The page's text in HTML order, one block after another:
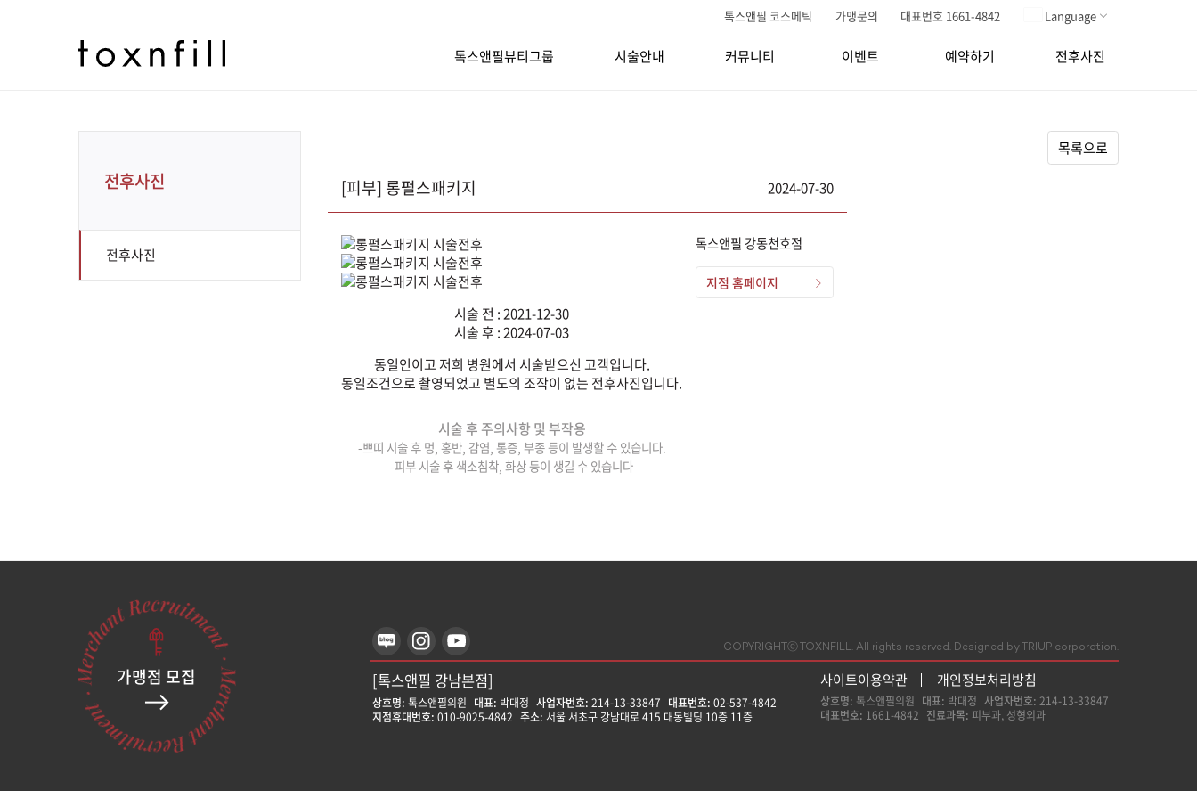
톡스앤필 코스메틱 가맹문의 대표번호 1661-4842 Language
톡스앤필뷰티그룹 시술안내 커뮤니티 이벤트 예약하기 전후사진
전후사진
전후사진
목록으로
[피부] 롱펄스패키지 2024-07-30
시술 전 : 2021-12-30
시술 후 : 2024-07-03
동일인이고 저희 병원에서 시술받으신 고객입니다.
동일조건으로 촬영되었고 별도의 조작이 없는 전후사진입니다.
시술 후 주의사항 및 부작용
-쁘띠 시술 후 멍, 홍반, 감염, 통증, 부종 등이 발생할 수 있습니다.
-피부 시술 후 색소침착, 화상 등이 생길 수 있습니다
톡스앤필 강동천호점
지점 홈페이지
가맹점 모집
COPYRIGHTⓒ TOXNFILL. All rights reserved. Designed by TRIUP corporation.
[톡스앤필 강남본점]
상호명: 톡스앤필의원 대표: 박대정 사업자번호: 214-13-33847 대표번호: 02-537-4842
지점휴대번호: 010-9025-4842 주소: 서울 서초구 강남대로 415 대동빌딩 10층 11층
[톡스앤필 강서점]
사이트이용약관 개인정보처리방침
상호명: 톡스앤필의원 대표: 박대정 사업자번호: 214-13-33847
대표번호: 1661-4842 진료과목: 피부과, 성형외과